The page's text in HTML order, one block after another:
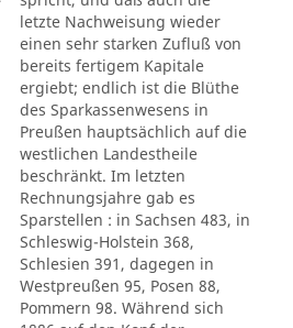
letzte Nachweisung wieder
einen sehr starken Zufluß von
bereits fertigem Kapitale
ergiebt; endlich ist die Blüthe
des Sparkassenwesens in
Preußen hauptsächlich auf die
westlichen Landestheile
beschränkt. Im letzten
Rechnungsjahre gab es
Sparstellen : in Sachsen 483, in
Schleswig-Holstein 368,
Schlesien 391, dagegen in
Westpreußen 95, Posen 88,
Pommern 98. Während sich